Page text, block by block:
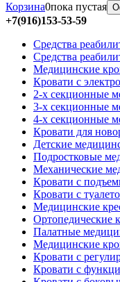
Корзина0пока пустая
+7(916)153-53-59
Средства
Средства
Медицинские
Кровати с
2-х секционные
3-х секционные
4-х секционные
Кровати для
Детские
Подростковые
Механические
Кровати с
Кровати с
Медицинские
Ортопедические
Палатные
Медицинские
Кровати с
Кровати с